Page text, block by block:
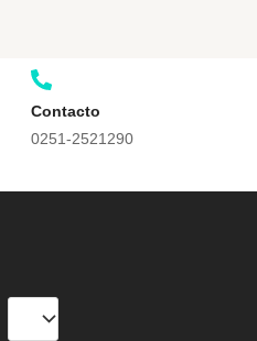
Contacto
0251-2521290